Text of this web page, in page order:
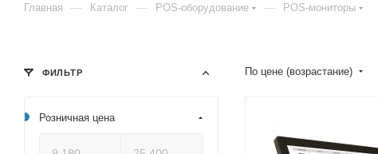
Главная — Каталог — POS-оборудование — POS-мониторы
По цене (возрастание)
ФИЛЬТР
Розничная цена